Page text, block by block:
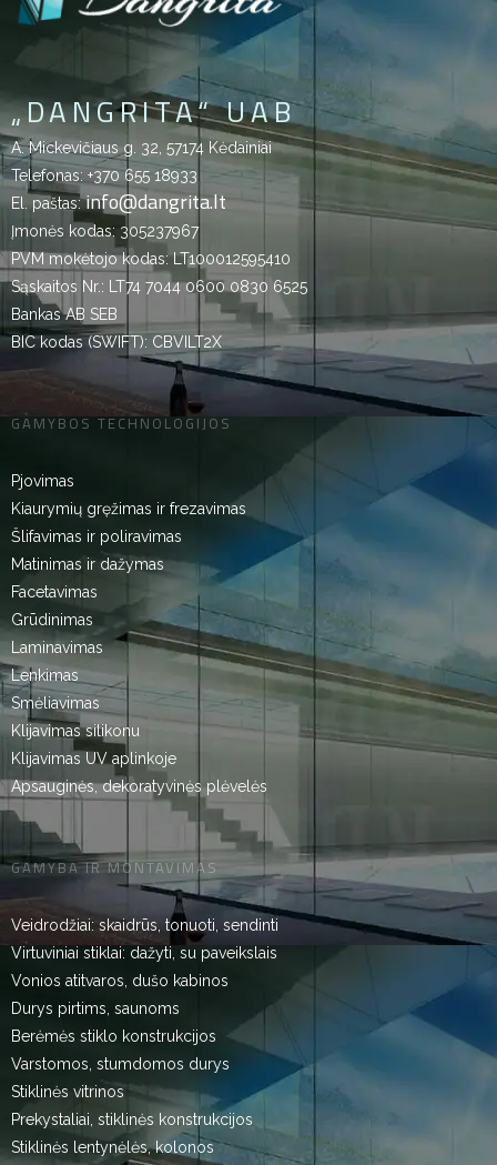
„DANGRITA“ UAB
A. Mickevičiaus g. 32, 57174 Kėdainiai
Telefonas: +370 655 18933
El. paštas:info@dangrita.lt
Įmonės kodas: 305237967
PVM mokėtojo kodas: LT100012595410
Sąskaitos Nr.: LT74 7044 0600 0830 6525
Bankas AB SEB
BIC kodas (SWIFT): CBVILT2X
GAMYBOS TECHNOLOGIJOS
Pjovimas
Kiaurymių gręžimas ir frezavimas
Šlifavimas ir poliravimas
Matinimas ir dažymas
Facetavimas
Grūdinimas
Laminavimas
Lenkimas
Smėliavimas
Klijavimas silikonu
Klijavimas UV aplinkoje
Apsauginės, dekoratyvinės plėvelės
GAMYBA IR MONTAVIMAS
Veidrodžiai: skaidrūs, tonuoti, sendinti
Virtuviniai stiklai: dažyti, su paveikslais
Vonios atitvaros, dušo kabinos
Durys pirtims, saunoms
Berėmės stiklo konstrukcijos
Varstomos, stumdomos durys
Stiklinės vitrinos
Prekystaliai, stiklinės konstrukcijos
Stiklinės lentynėlės, kolonos